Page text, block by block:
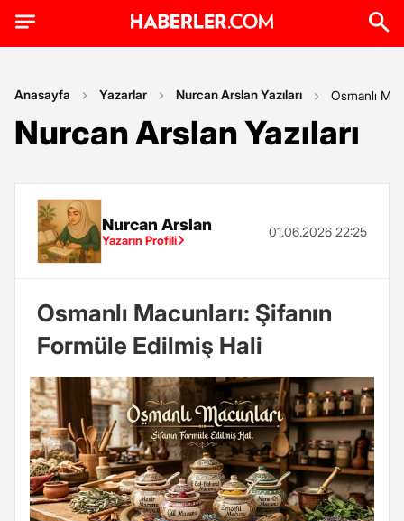
Anasayfa Yazarlar Nurcan Arslan Yazıları Osmanlı
Nurcan Arslan Yazıları
Nurcan Arslan
Yazarın Profili
01.06.2026 22:25
Osmanlı Macunları: Şifanın
Formüle Edilmiş Hali